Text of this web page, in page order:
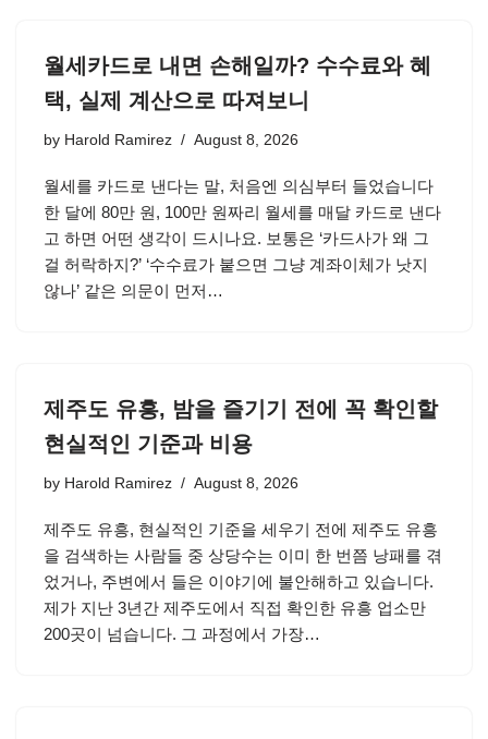
월세카드로 내면 손해일까? 수수료와 혜
택, 실제 계산으로 따져보니
by Harold Ramirez August 8, 2026
월세를 카드로 낸다는 말, 처음엔 의심부터 들었습니다
한 달에 80만 원, 100만 원짜리 월세를 매달 카드로 낸다
고 하면 어떤 생각이 드시나요. 보통은 ‘카드사가 왜 그
걸 허락하지?’ ‘수수료가 붙으면 그냥 계좌이체가 낫지
않나’ 같은 의문이 먼저…
제주도 유흥, 밤을 즐기기 전에 꼭 확인할
현실적인 기준과 비용
by Harold Ramirez August 8, 2026
제주도 유흥, 현실적인 기준을 세우기 전에 제주도 유흥
을 검색하는 사람들 중 상당수는 이미 한 번쯤 낭패를 겪
었거나, 주변에서 들은 이야기에 불안해하고 있습니다.
제가 지난 3년간 제주도에서 직접 확인한 유흥 업소만
200곳이 넘습니다. 그 과정에서 가장…